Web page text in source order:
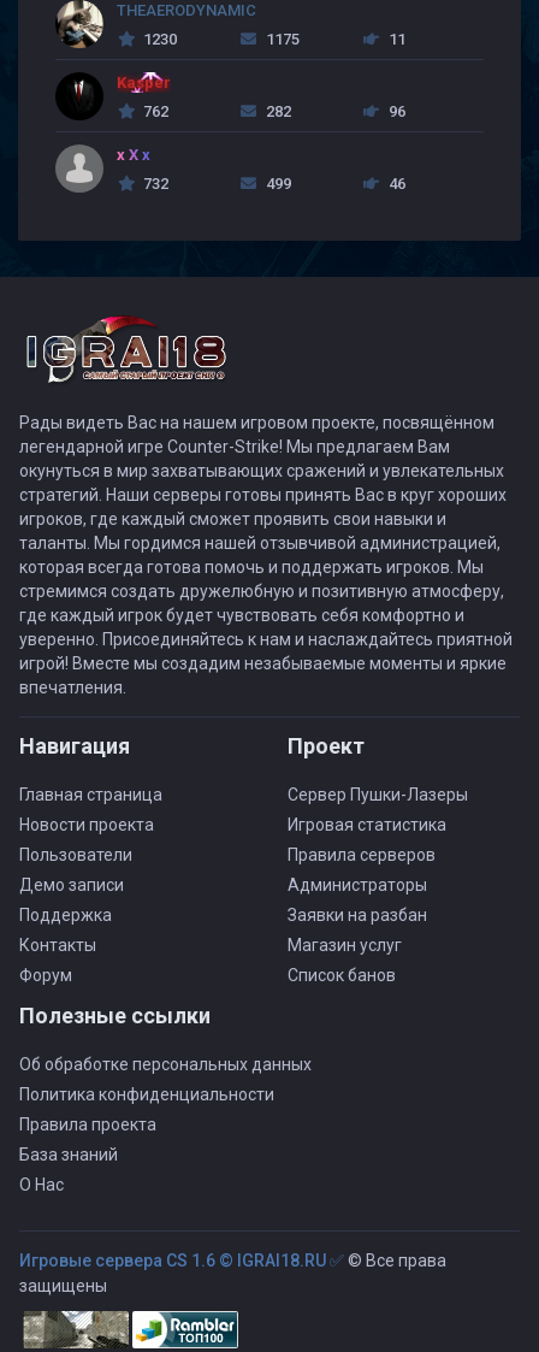
THEAERODYNAMIC
1230
1175 11
Kasper
762
282 96
x X x
732
499 46
Рады видеть Вас на нашем игровом проекте, посвящённом
легендарной игре Counter-Strike! Мы предлагаем Вам
окунуться в мир захватывающих сражений и увлекательных
стратегий. Наши серверы готовы принять Вас в круг хороших
игроков, где каждый сможет проявить свои навыки и
таланты. Мы гордимся нашей отзывчивой администрацией,
которая всегда готова помочь и поддержать игроков. Мы
стремимся создать дружелюбную и позитивную атмосферу,
где каждый игрок будет чувствовать себя комфортно и
уверенно. Присоединяйтесь к нам и наслаждайтесь приятной
игрой! Вместе мы создадим незабываемые моменты и яркие
впечатления.
Навигация
Главная страница
Новости проекта
Пользователи
Демо записи
Поддержка
Контакты
Форум
Проект
Сервер Пушки-Лазеры
Игровая статистика
Правила серверов
Администраторы
Заявки на разбан
Магазин услуг
Список банов
Полезные ссылки
Об обработке персональных данных
Политика конфиденциальности
Правила проекта
База знаний
О Нас
Игровые сервера CS 1.6 © IGRAI18.RU ✅© Все права
защищены